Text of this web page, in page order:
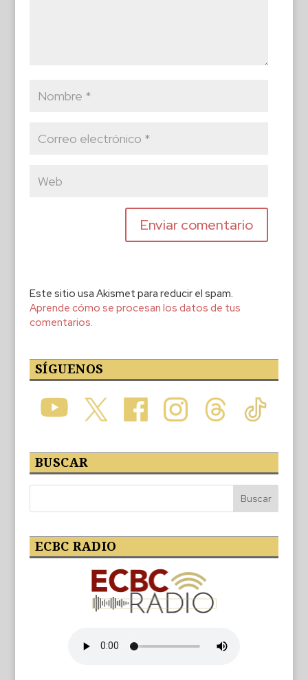
Este sitio usa Akismet para reducir el spam.
Aprende cómo se procesan los datos de tus
comentarios.
SÍGUENOS
BUSCAR
ECBC RADIO